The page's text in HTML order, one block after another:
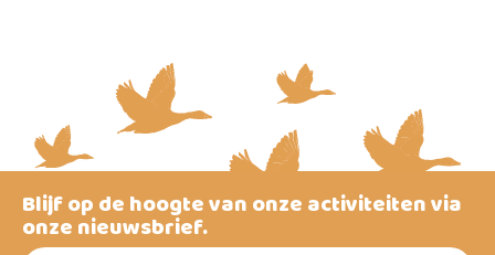
Blijf op de hoogte van onze activiteiten via
onze nieuwsbrief.